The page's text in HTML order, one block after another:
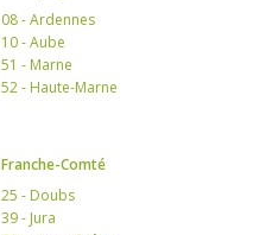
08 - Ardennes
10 - Aube
51 - Marne
52 - Haute-Marne
Franche-Comté
25 - Doubs
39 - Jura